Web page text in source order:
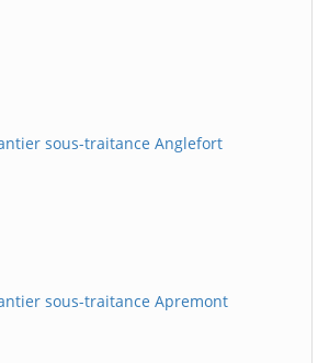
sous-traitance Anglefort
sous-traitance Apremont